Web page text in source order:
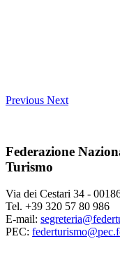
Previous Next
Federazione
Turismo
Via dei Cestari 34 -
Tel. +39 320 57 80 986
E-mail:
PEC: